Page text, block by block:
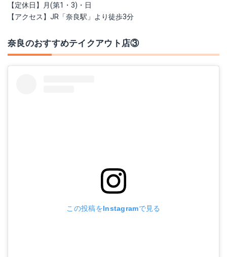
【定休日】月(第1・3)・日
【アクセス】JR「奈良駅」より徒歩3分
奈良のおすすめテイクアウト店③
この投稿をInstagramで見る